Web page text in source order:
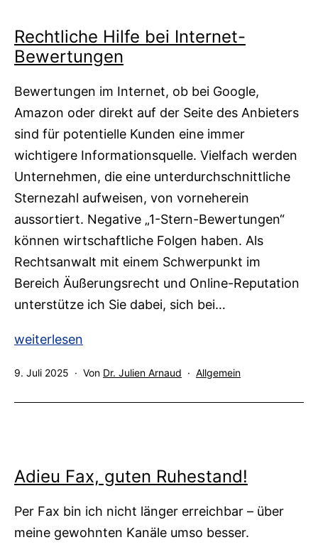
vom
Ehepartner
zurückverlangt
werden?
Rechtliche Hilfe bei Internet-
Bewertungen
Bewertungen im Internet, ob bei Google,
Amazon oder direkt auf der Seite des Anbieters
sind für potentielle Kunden eine immer
wichtigere Informationsquelle. Vielfach werden
Unternehmen, die eine unterdurchschnittliche
Sternezahl aufweisen, von vorneherein
aussortiert. Negative „1-Stern-Bewertungen“
können wirtschaftliche Folgen haben. Als
Rechtsanwalt mit einem Schwerpunkt im
Bereich Äußerungsrecht und Online-Reputation
unterstütze ich Sie dabei, sich bei…
Rechtliche
bei
weiterlesen
Veröffentlicht
9. Juli 2025 Von Dr. Julien Arnaud
Kategorisiert
Allgemein
Adieu Fax, guten Ruhestand!
Per Fax bin ich nicht länger erreichbar – über
meine gewohnten Kanäle umso besser.